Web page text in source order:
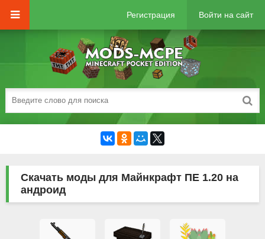
Регистрация Войти на сайт
Скачать моды для Майнкрафт ПЕ 1.20 на
андроид